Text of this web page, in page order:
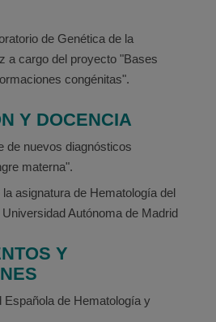
de Genética de la
a cargo del proyecto "Bases
congénitas".
Y DOCENCIA
de nuevos diagnósticos
materna".
asignatura de Hematología del
Autónoma de Madrid
Y
Española de Hematología y